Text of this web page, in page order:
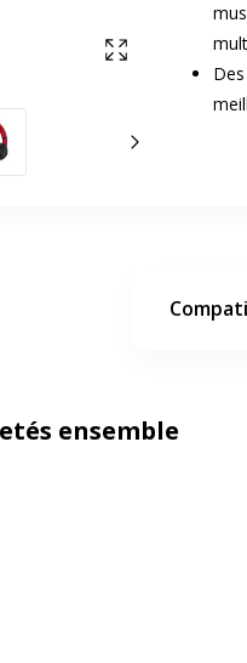
Afficher en
Slide suivant
ensemble